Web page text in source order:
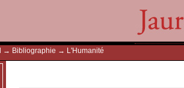
→ Bibliographie → L'Humanité